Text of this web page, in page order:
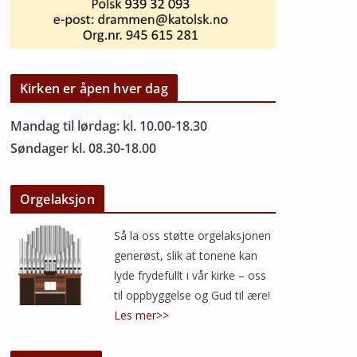
Kirken er åpen hver dag
Mandag til lørdag: kl. 10.00-18.30
Søndager kl. 08.30-18.00
Orgelaksjon
Så la oss støtte orgelaksjonen
generøst, slik at tonene kan
lyde frydefullt i vår kirke – oss
til oppbyggelse og Gud til ære!
Les mer>>